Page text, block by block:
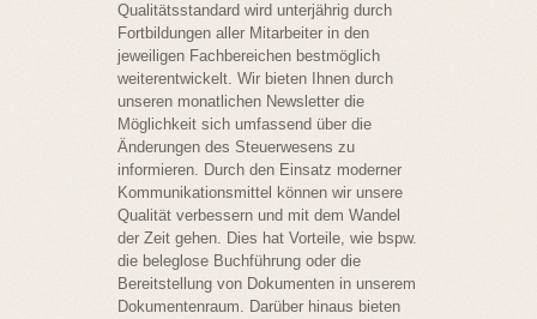
Qualitätsstandard wird unterjährig durch
Fortbildungen aller Mitarbeiter in den
jeweiligen Fachbereichen bestmöglich
weiterentwickelt. Wir bieten Ihnen durch
unseren monatlichen Newsletter die
Möglichkeit sich umfassend über die
Änderungen des Steuerwesens zu
informieren. Durch den Einsatz moderner
Kommunikationsmittel können wir unsere
Qualität verbessern und mit dem Wandel
der Zeit gehen. Dies hat Vorteile, wie bspw.
die beleglose Buchführung oder die
Bereitstellung von Dokumenten in unserem
Dokumentenraum. Darüber hinaus bieten